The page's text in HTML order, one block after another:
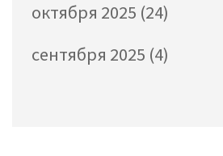
октября 2025 (24)
сентября 2025 (4)